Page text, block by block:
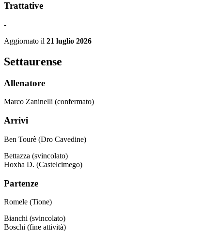
Trattative
-
Aggiornato il 21 luglio 2026
Settaurense
Allenatore
Marco Zaninelli (confermato)
Arrivi
Ben Tourè (Dro Cavedine)
Bettazza (svincolato)
Hoxha D. (Castelcimego)
Partenze
Romele (Tione)
Bianchi (svincolato)
Boschi (fine attività)